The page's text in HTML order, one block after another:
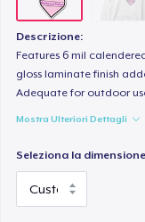
Descrizione:
Features 6 mil
gloss laminate finish
Adequate for outdoor
Mostra Ulteriori Dettagli
Seleziona la